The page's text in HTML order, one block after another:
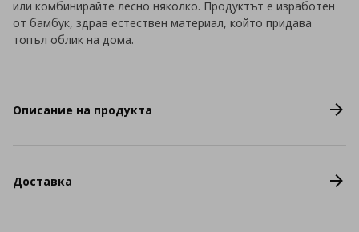
или комбинирайте лесно няколко. Продуктът е изработен
от бамбук, здрав естествен материал, който придава
топъл облик на дома.
Описание на продукта
Доставка